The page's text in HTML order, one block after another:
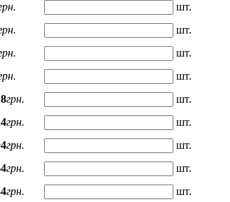
шт.
шт.
шт.
шт.
грн. шт.
грн. шт.
грн. шт.
грн. шт.
грн. шт.